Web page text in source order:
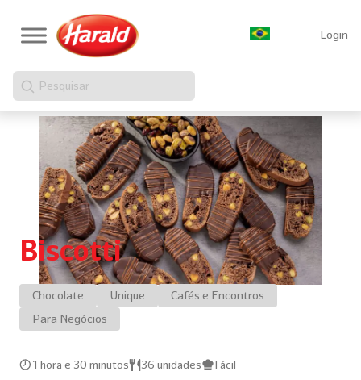
Login
Pesquisar
Biscotti
Chocolate Unique
Cafés e Encontros
Para Negócios
1 hora e 30 minutos 36 unidades Fácil